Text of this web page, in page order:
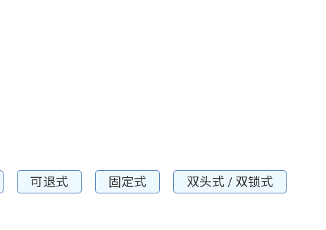
可退式 固定式
双头式 / 双锁式